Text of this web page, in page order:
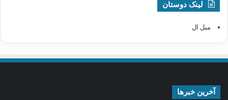
لینک دوستان
مبل ال
آخرین خبرها